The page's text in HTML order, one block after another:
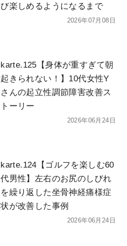
び楽しめるようになるまで
2026年07月08日
karte.125【身体が重すぎて朝
起きられない！】10代女性Y
さんの起立性調節障害改善ス
トーリー
2026年06月24日
karte.124【ゴルフを楽しむ60
代男性】左右のお尻のしびれ
を繰り返した坐骨神経痛様症
状が改善した事例
2026年06月24日